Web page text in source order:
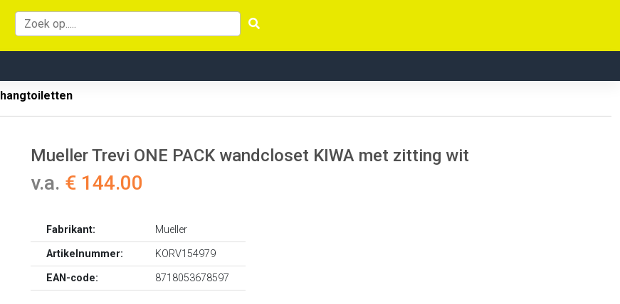
hangtoiletten
Mueller Trevi ONE PACK wandcloset KIWA met zitting wit
v.a. € 144.00
Fabrikant:
Mueller
Artikelnummer:
KORV154979
EAN-code:
8718053678597